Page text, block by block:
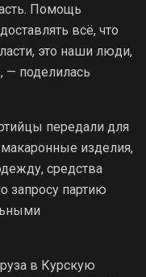
Помощь
всё, что
это наши люди,
— поделилась
передали для
изделия,
средства
запросу партию
в Курскую